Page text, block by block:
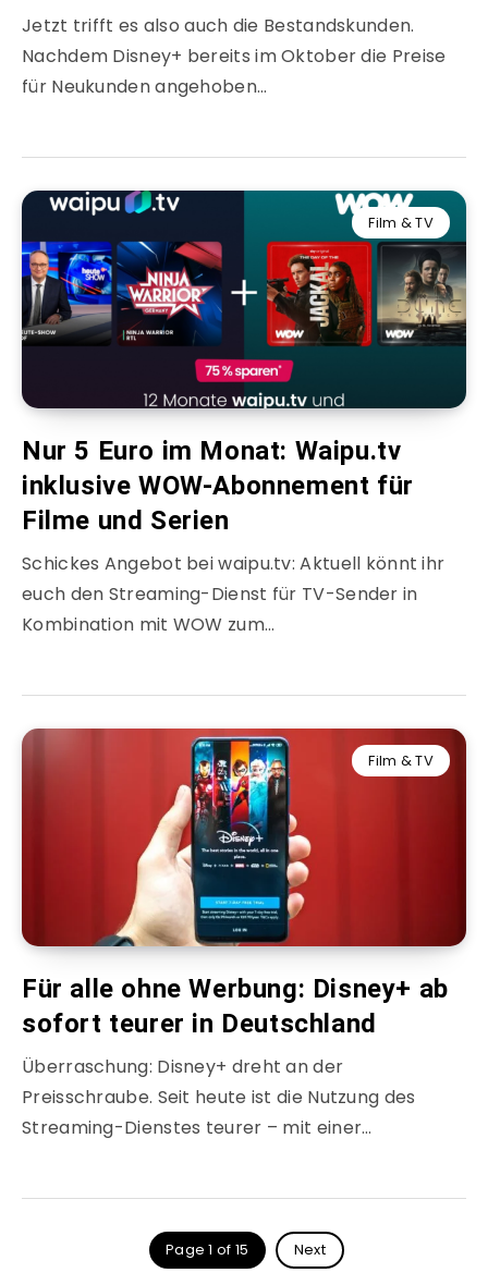
Jetzt trifft es also auch die Bestandskunden.
Nachdem Disney+ bereits im Oktober die Preise
für Neukunden angehoben…
Film & TV
Nur 5 Euro im Monat: Waipu.tv
inklusive WOW-Abonnement für
Filme und Serien
Schickes Angebot bei waipu.tv: Aktuell könnt ihr
euch den Streaming-Dienst für TV-Sender in
Kombination mit WOW zum…
Film & TV
Für alle ohne Werbung: Disney+ ab
sofort teurer in Deutschland
Überraschung: Disney+ dreht an der
Preisschraube. Seit heute ist die Nutzung des
Streaming-Dienstes teurer – mit einer…
Page 1 of 15 Next